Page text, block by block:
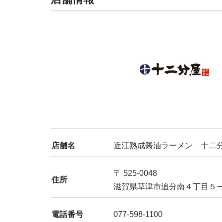
店舗名 近江熟成醤油ラーメン 十二
住所
〒 525-0048
滋賀県草津市追分南４丁目５
電話番号 077-598-1100